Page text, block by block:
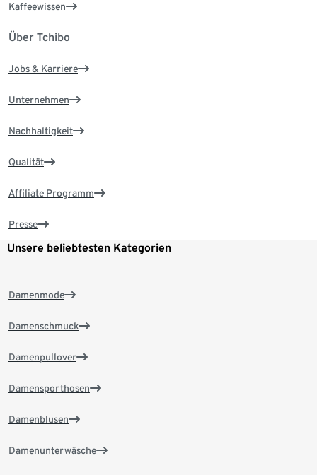
Kaffeewissen
Über Tchibo
Jobs & Karriere
Unternehmen
Nachhaltigkeit
Qualität
Affiliate Programm
Presse
Unsere beliebtesten Kategorien
Damenmode
Damenschmuck
Damenpullover
Damensporthosen
Damenblusen
Damenunterwäsche